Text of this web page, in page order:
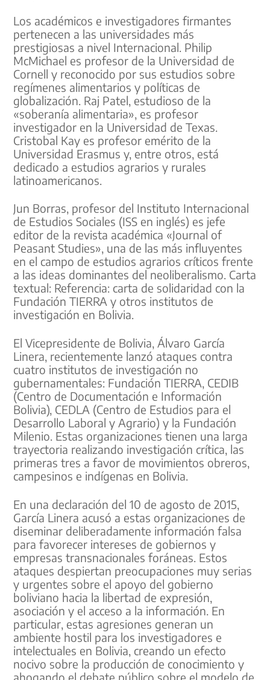
Los académicos e investigadores firmantes
pertenecen a las universidades más
prestigiosas a nivel Internacional. Philip
McMichael es profesor de la Universidad de
Cornell y reconocido por sus estudios sobre
regímenes alimentarios y políticas de
globalización. Raj Patel, estudioso de la
«soberanía alimentaria», es profesor
investigador en la Universidad de Texas.
Cristobal Kay es profesor emérito de la
Universidad Erasmus y, entre otros, está
dedicado a estudios agrarios y rurales
latinoamericanos.
Jun Borras, profesor del Instituto Internacional
de Estudios Sociales (ISS en inglés) es jefe
editor de la revista académica «Journal of
Peasant Studies», una de las más influyentes
en el campo de estudios agrarios críticos frente
a las ideas dominantes del neoliberalismo. Carta
textual: Referencia: carta de solidaridad con la
Fundación TIERRA y otros institutos de
investigación en Bolivia.
El Vicepresidente de Bolivia, Álvaro García
Linera, recientemente lanzó ataques contra
cuatro institutos de investigación no
gubernamentales: Fundación TIERRA, CEDIB
(Centro de Documentación e Información
Bolivia), CEDLA (Centro de Estudios para el
Desarrollo Laboral y Agrario) y la Fundación
Milenio. Estas organizaciones tienen una larga
trayectoria realizando investigación crítica, las
primeras tres a favor de movimientos obreros,
campesinos e indígenas en Bolivia.
En una declaración del 10 de agosto de 2015,
García Linera acusó a estas organizaciones de
diseminar deliberadamente información falsa
para favorecer intereses de gobiernos y
empresas transnacionales foráneas. Estos
ataques despiertan preocupaciones muy serias
y urgentes sobre el apoyo del gobierno
boliviano hacia la libertad de expresión,
asociación y el acceso a la información. En
particular, estas agresiones generan un
ambiente hostil para los investigadores e
intelectuales en Bolivia, creando un efecto
nocivo sobre la producción de conocimiento y
ahogando el debate público sobre el modelo de